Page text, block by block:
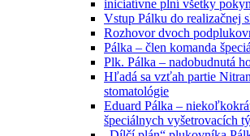
iniciatívne plní všetky
Vstup Pálku do realizačnej
Rozhovor dvoch
Pálka – člen komanda
Plk. Pálka – nadobudnutá
Hľadá sa vzťah partie
stomatológie
Eduard Pálka –
špeciálnych vyšetrovacích